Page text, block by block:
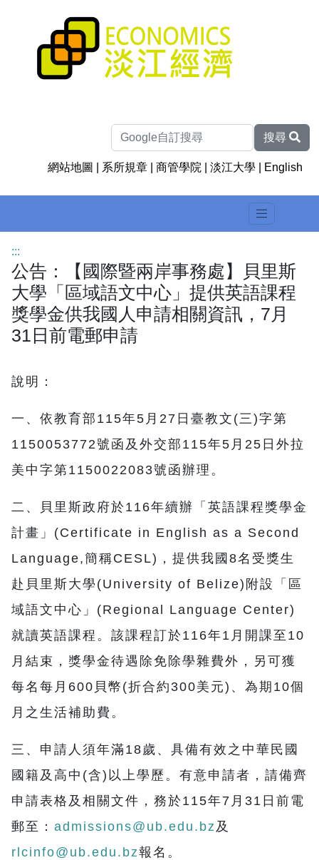
搜尋
網站地圖 系所規章 |商管學院 |淡江大學 English
:::
公告：【國際暨兩岸事務處】貝里斯
大學「區域語文中心」提供英語課程
獎學金供我國人申請相關資訊，7月
31日前電郵申請
說明：
一、依教育部115年5月27日臺教文(三)字第
1150053772號函及外交部115年5月25日外拉
美中字第1150022083號函辦理。
二、貝里斯政府於116年續辦「英語課程獎學金
計畫」(Certificate in English as a Second
Language,簡稱CESL)，提供我國8名受獎生
赴貝里斯大學(University of Belize)附設「區
域語文中心」(Regional Language Center)
就讀英語課程。該課程訂於116年1月開課至10
月結束，獎學金待遇除免除學雜費外，另可獲
每名每月600貝幣(折合約300美元)、為期10個
月之生活補助費。
三、申請人須年滿18歲、具備有效之中華民國
國籍及高中(含)以上學歷。有意申請者，請備齊
申請表格及相關文件，務於115年7月31日前電
郵至： admissions@ub.edu.bz 及
rlcinfo@ub.edu.bz報名。